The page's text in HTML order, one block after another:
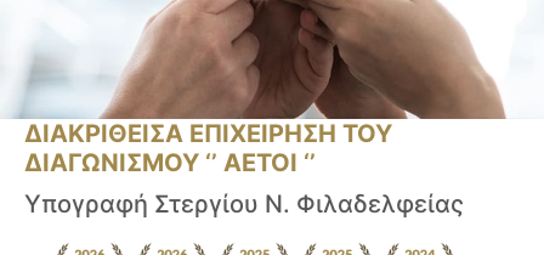
ΔΙΑΚΡΙΘΕΙΣΑ ΕΠΙΧΕΙΡΗΣΗ ΤΟΥ
ΔΙΑΓΩΝΙΣΜΟΥ ‘’ ΑΕΤΟΙ ‘’
Υπογραφή Στεργίου Ν. Φιλαδελφείας